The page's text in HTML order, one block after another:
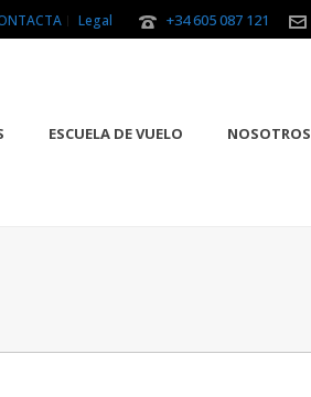
Legal +34 605 087 121
ESCUELA DE VUELO NOSOTROS